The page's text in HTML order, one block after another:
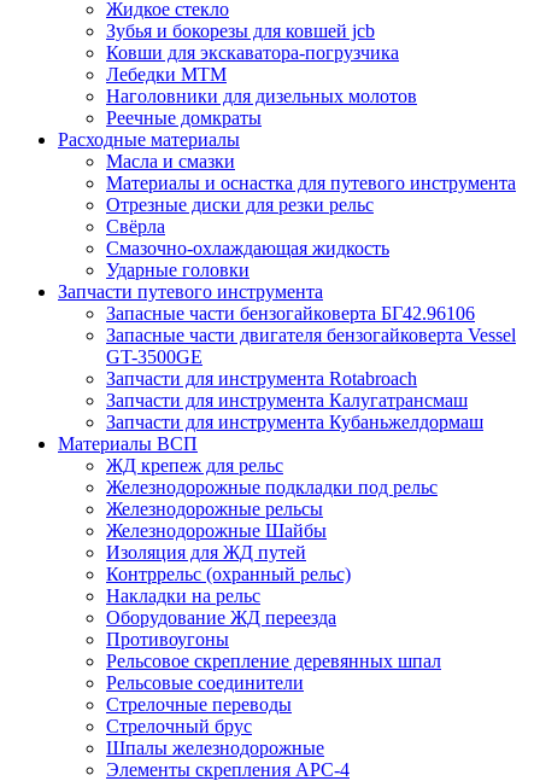
Жидкое стекло
Зубья и бокорезы для ковшей jcb
Ковши для экскаватора-погрузчика
Лебедки МТМ
Наголовники для дизельных молотов
Реечные домкраты
Расходные материалы
Масла и смазки
Материалы и оснастка для путевого инструмента
Отрезные диски для резки рельс
Свёрла
Смазочно-охлаждающая жидкость
Ударные головки
Запчасти путевого инструмента
Запасные части бензогайковерта БГ42.96106
Запасные части двигателя бензогайковерта Vessel
GT-3500GE
Запчасти для инструмента Rotabroach
Запчасти для инструмента Калугатрансмаш
Запчасти для инструмента Кубаньжелдормаш
Материалы ВСП
ЖД крепеж для рельс
Железнодорожные подкладки под рельс
Железнодорожные рельсы
Железнодорожные Шайбы
Изоляция для ЖД путей
Контррельс (охранный рельс)
Накладки на рельс
Оборудование ЖД переезда
Противоугоны
Рельсовое скрепление деревянных шпал
Рельсовые соединители
Стрелочные переводы
Стрелочный брус
Шпалы железнодорожные
Элементы скрепления АРС-4